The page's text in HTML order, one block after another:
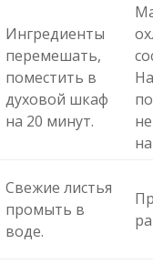
Ингредиенты
перемешать,
поместить в
духовой шкаф
на 20 минут.
Свежие листья
промыть в
воде.